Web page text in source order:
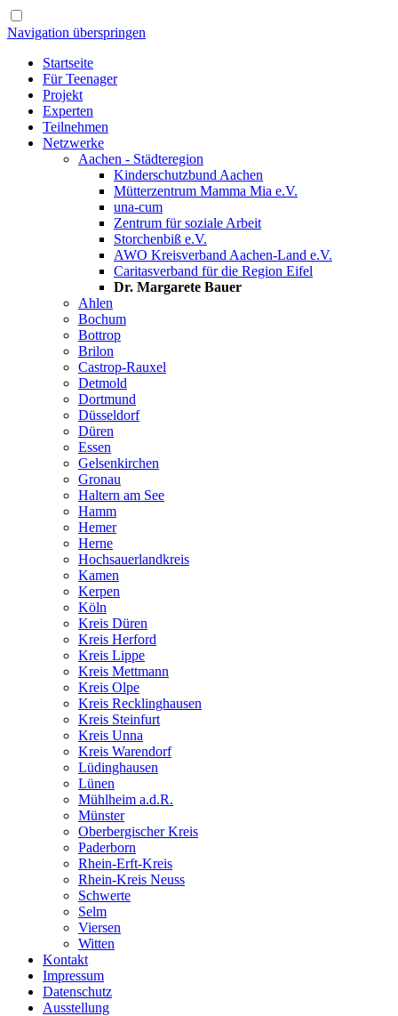
Navigation überspringen
Startseite
Für Teenager
Projekt
Experten
Teilnehmen
Netzwerke
Aachen - Städteregion
Kinderschutzbund Aachen
Mütterzentrum Mamma Mia e.V.
una-cum
Zentrum für soziale Arbeit
Storchenbiß e.V.
AWO Kreisverband Aachen-Land e.V.
Caritasverband für die Region Eifel
Dr. Margarete Bauer
Ahlen
Bochum
Bottrop
Brilon
Castrop-Rauxel
Detmold
Dortmund
Düsseldorf
Düren
Essen
Gelsenkirchen
Gronau
Haltern am See
Hamm
Hemer
Herne
Hochsauerlandkreis
Kamen
Kerpen
Köln
Kreis Düren
Kreis Herford
Kreis Lippe
Kreis Mettmann
Kreis Olpe
Kreis Recklinghausen
Kreis Steinfurt
Kreis Unna
Kreis Warendorf
Lüdinghausen
Lünen
Mühlheim a.d.R.
Münster
Oberbergischer Kreis
Paderborn
Rhein-Erft-Kreis
Rhein-Kreis Neuss
Schwerte
Selm
Viersen
Witten
Kontakt
Impressum
Datenschutz
Ausstellung